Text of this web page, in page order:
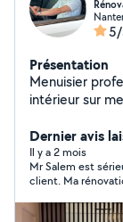
Présentation
Menuisier
intérieur sur
l'installation
Chaque projet
souci du
adaptées aux
Dernier avis
Il y a 2 mois
Mr Salem est
client. Ma